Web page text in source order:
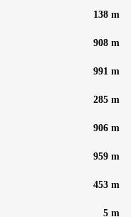
138 m
908 m
991 m
285 m
906 m
959 m
453 m
5 m